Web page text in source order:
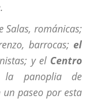
Salas, románicas;
barrocas; el
y el Centro
la panoplia de
paseo por esta